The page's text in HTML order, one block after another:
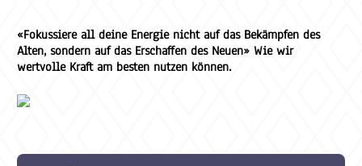
Arbeitsweise
Andreas Räber
«Fokussiere all deine Energie nicht auf das Bekämpfen des
Alten, sondern auf das Erschaffen des Neuen» Wie wir
wertvolle Kraft am besten nutzen können.